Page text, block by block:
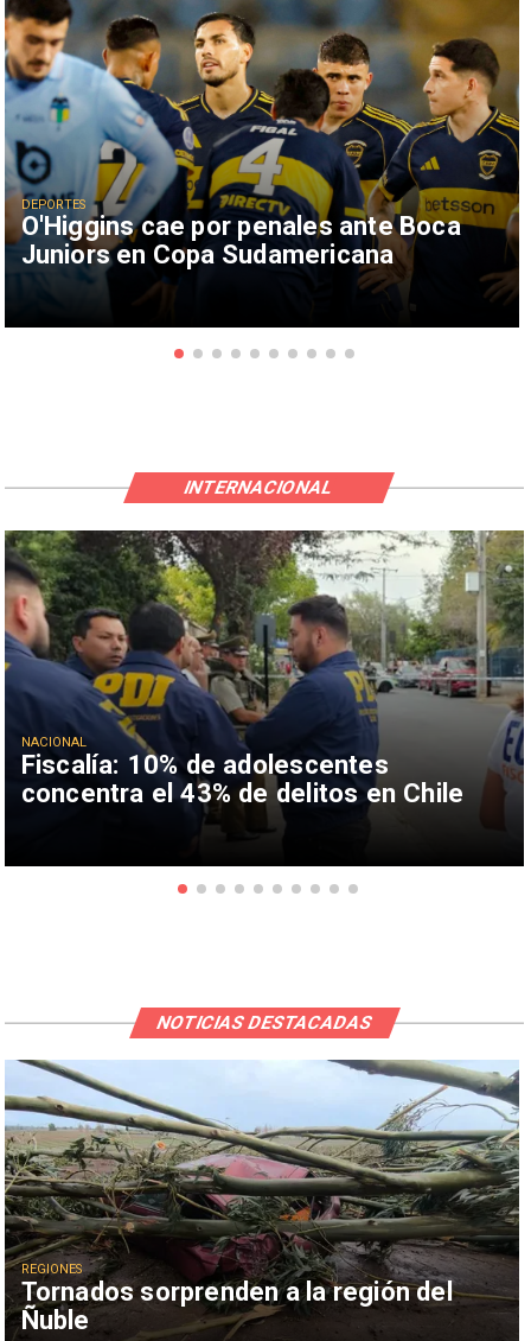
O'Higgins cae por penales ante Boca
Juniors en Copa Sudamericana
DEPORTES
Fiscalía: 10% de adolescentes
concentra el 43% de delitos en Chile
NACIONAL
INTERNACIONAL
Tornados sorprenden a la región del
Ñuble
REGIONES
NOTICIAS DESTACADAS